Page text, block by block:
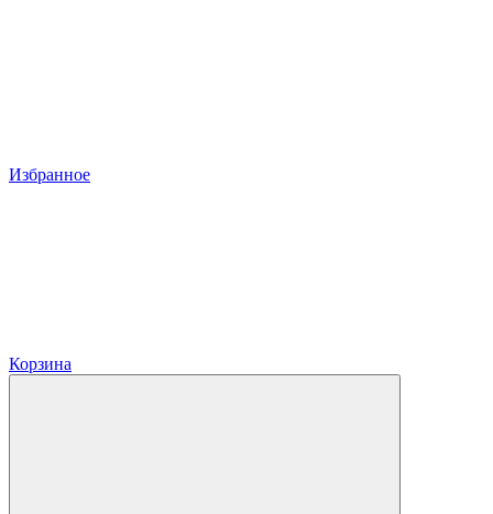
Избранное
Корзина